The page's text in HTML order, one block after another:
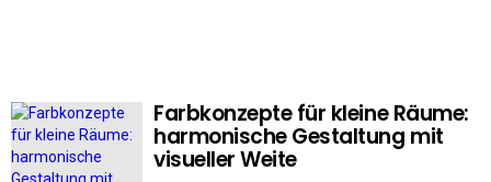
MORE
STORIES
Farbkonzepte für kleine Räume:
harmonische Gestaltung mit
visueller Weite